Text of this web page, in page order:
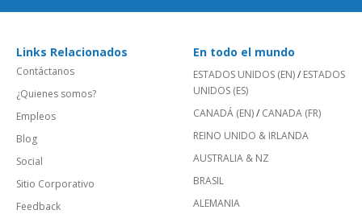
Links Relacionados
Contáctanos
¿Quienes somos?
Empleos
Blog
Social
Sitio Corporativo
Feedback
En todo el mundo
ESTADOS UNIDOS (EN)/ ESTADOS
UNIDOS (ES)
CANADÁ (EN)/ CANADA (FR)
REINO UNIDO & IRLANDA
AUSTRALIA & NZ
BRASIL
ALEMANIA